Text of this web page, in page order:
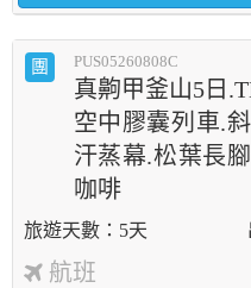
團 PUS05260808C
真齁甲釜山5日
空中膠囊列車.
汗蒸幕.松葉長
咖啡
5天
航班